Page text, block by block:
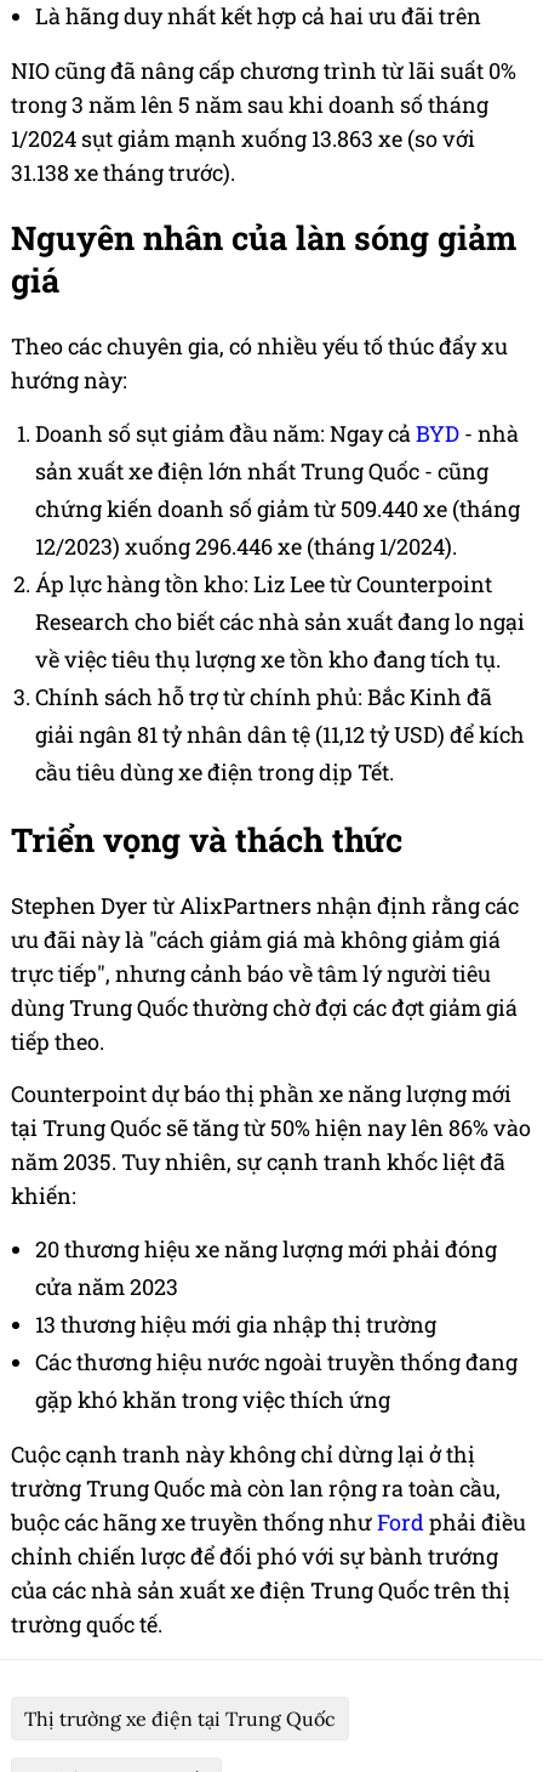
Là hãng duy nhất kết hợp cả hai ưu đãi trên
NIO cũng đã nâng cấp chương trình từ lãi suất 0%
trong 3 năm lên 5 năm sau khi doanh số tháng
1/2024 sụt giảm mạnh xuống 13.863 xe (so với
31.138 xe tháng trước).
Nguyên nhân của làn sóng giảm
giá
Theo các chuyên gia, có nhiều yếu tố thúc đẩy xu
hướng này:
Doanh số sụt giảm đầu năm: Ngay cảBYD - nhà
sản xuất xe điện lớn nhất Trung Quốc - cũng
chứng kiến doanh số giảm từ 509.440 xe (tháng
12/2023) xuống 296.446 xe (tháng 1/2024).
Áp lực hàng tồn kho: Liz Lee từ Counterpoint
Research cho biết các nhà sản xuất đang lo ngại
về việc tiêu thụ lượng xe tồn kho đang tích tụ.
Chính sách hỗ trợ từ chính phủ: Bắc Kinh đã
giải ngân 81 tỷ nhân dân tệ (11,12 tỷ USD) để kích
cầu tiêu dùng xe điện trong dịp Tết.
Triển vọng và thách thức
Stephen Dyer từ AlixPartners nhận định rằng các
ưu đãi này là "cách giảm giá mà không giảm giá
trực tiếp", nhưng cảnh báo về tâm lý người tiêu
dùng Trung Quốc thường chờ đợi các đợt giảm giá
tiếp theo.
Counterpoint dự báo thị phần xe năng lượng mới
tại Trung Quốc sẽ tăng từ 50% hiện nay lên 86% vào
năm 2035. Tuy nhiên, sự cạnh tranh khốc liệt đã
khiến:
20 thương hiệu xe năng lượng mới phải đóng
cửa năm 2023
13 thương hiệu mới gia nhập thị trường
Các thương hiệu nước ngoài truyền thống đang
gặp khó khăn trong việc thích ứng
Cuộc cạnh tranh này không chỉ dừng lại ở thị
trường Trung Quốc mà còn lan rộng ra toàn cầu,
buộc các hãng xe truyền thống nhưFord phải điều
chỉnh chiến lược để đối phó với sự bành trướng
của các nhà sản xuất xe điện Trung Quốc trên thị
trường quốc tế.
Thị trường xe điện tại Trung Quốc